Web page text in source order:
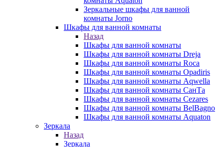
Зеркальные шкафы для ванной
комнаты Jorno
Шкафы для ванной комнаты
Назад
Шкафы для ванной комнаты
Шкафы для ванной комнаты Dreja
Шкафы для ванной комнаты Roca
Шкафы для ванной комнаты Opadiris
Шкафы для ванной комнаты Aqwella
Шкафы для ванной комнаты СанТа
Шкафы для ванной комнаты Cezares
Шкафы для ванной комнаты BelBagno
Шкафы для ванной комнаты Aquaton
Зеркала
Назад
Зеркала